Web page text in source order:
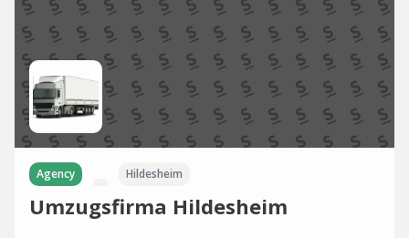
Agency Hildesheim
Umzugsfirma Hildesheim